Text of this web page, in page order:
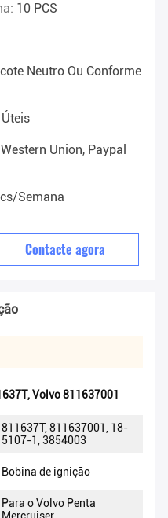
10 PCS
Neutro Ou Conforme
Union, Paypal
semana
Contacte agora
,Volvo 811637001
811637T, 811637001, 18-
5107-1, 3854003
Bobina de ignição
Para o Volvo Penta